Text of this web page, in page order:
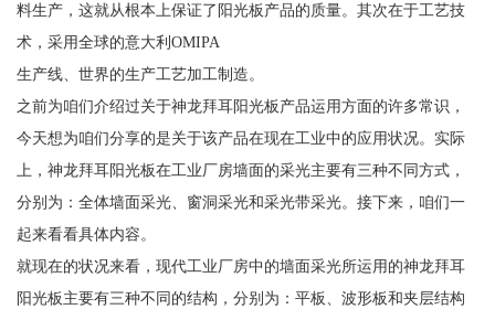
料生产，这就从根本上保证了阳光板产品的质量。其次在于工艺技
术，采用全球的意大利OMIPA
生产线、世界的生产工艺加工制造。
之前为咱们介绍过关于神龙拜耳阳光板产品运用方面的许多常识，
今天想为咱们分享的是关于该产品在现在工业中的应用状况。实际
上，神龙拜耳阳光板在工业厂房墙面的采光主要有三种不同方式，
分别为：全体墙面采光、窗洞采光和采光带采光。接下来，咱们一
起来看看具体内容。
就现在的状况来看，现代工业厂房中的墙面采光所运用的神龙拜耳
阳光板主要有三种不同的结构，分别为：平板、波形板和夹层结构